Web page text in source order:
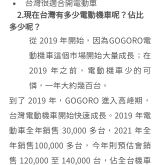
台灣很適合開電動車
2.現在台灣有多少電動機車呢？佔比
多少呢？
從 2019 年開始，因為GOGORO電
動機車這個市場開始大量成長；在
2019 年之前，電動機車少的可
憐，一年大約幾百台。
到了 2019 年，GOGORO 進入高峰期，
台灣電動機車開始快速成長。2019 年電
動車全年銷售 30,000 多台，2021 年全
年銷售100,000 多台，今年則預估會銷
售 120,000 至 140,000 台，佔全台機車